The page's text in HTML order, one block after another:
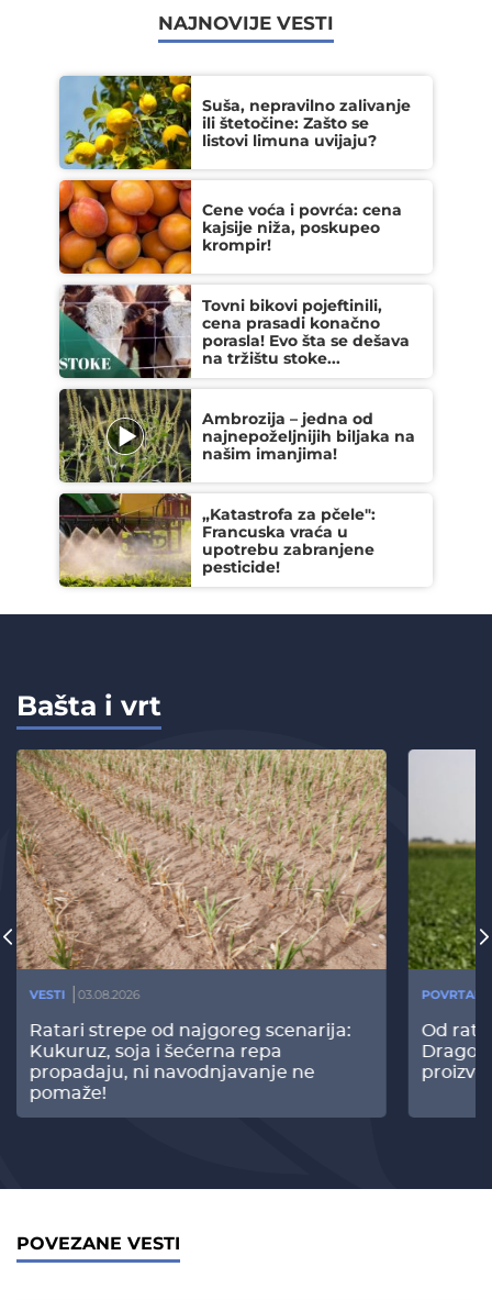
NAJNOVIJE VESTI
Suša, nepravilno zalivanje
ili štetočine: Zašto se
listovi limuna uvijaju?
Cene voća i povrća: cena
kajsije niža, poskupeo
krompir!
Tovni bikovi pojeftinili,
cena prasadi konačno
porasla! Evo šta se dešava
na tržištu stoke...
Ambrozija – jedna od
najnepoželjnijih biljaka na
našim imanjima!
„Katastrofa za pčele":
Francuska vraća u
upotrebu zabranjene
pesticide!
Bašta i vrt
VESTI 03.08.2026
Ratari strepe od najgoreg scenarija:
Kukuruz, soja i šećerna repa
propadaju, ni navodnjavanje ne
pomaže!
Od
POVEZANE VESTI